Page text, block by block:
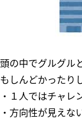
頭の中でグルグル
もしんどかったり
・１人ではチャレ
・方向性が見えな